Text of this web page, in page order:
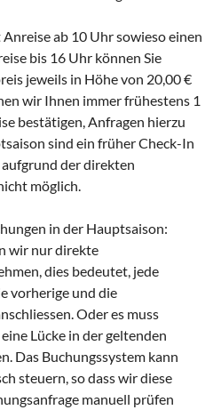
ab 10 Uhr sowieso einen
bis 16 Uhr können Sie
jeweils in Höhe von 20,00 €
wir Ihnen immer frühestens 1
bestätigen, Anfragen hierzu
sind ein früher Check-In
der direkten
möglich.
in der Hauptsaison:
wir nur direkte
dies bedeutet, jede
vorherige und die
Oder es muss
Lücke in der geltenden
Das Buchungssystem kann
steuern, so dass wir diese
manuell prüfen